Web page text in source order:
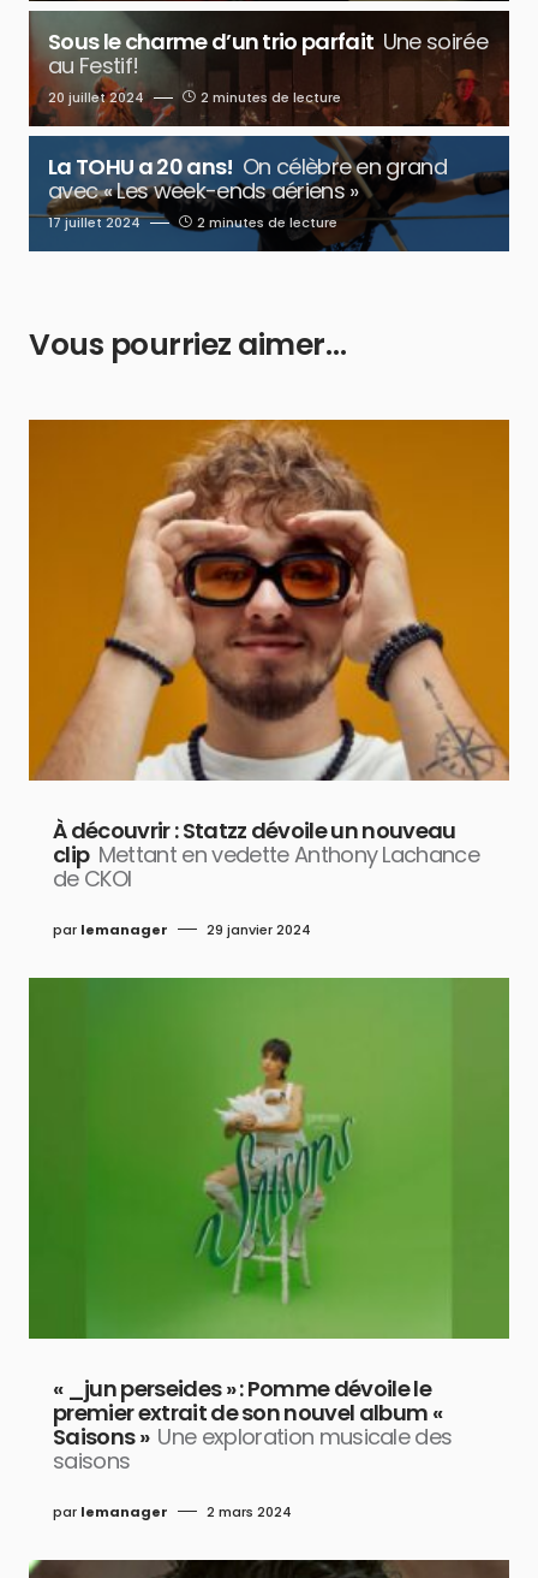
Sous le charme d’un trio parfait Une soirée
au Festif!
20 juillet 2024 2 minutes de lecture
La TOHU a 20 ans! On célèbre en grand
avec « Les week-ends aériens »
17 juillet 2024 2 minutes de lecture
Vous pourriez aimer…
À découvrir : Statzz dévoile un nouveau
clip Mettant en vedette Anthony Lachance
de CKOI
par lemanager 29 janvier 2024
« _jun perseides » : Pomme dévoile le
premier extrait de son nouvel album «
Saisons » Une exploration musicale des
saisons
par lemanager 2 mars 2024